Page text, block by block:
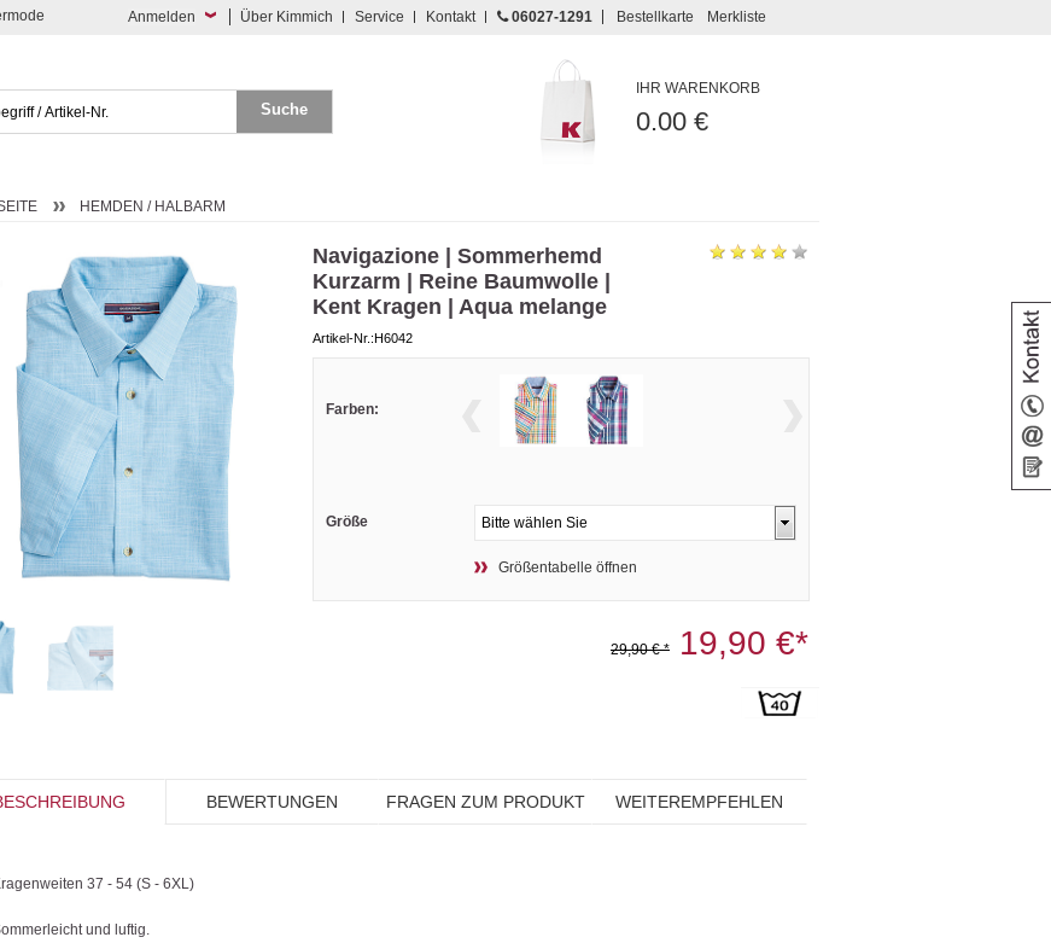
Anmelden Über Kimmich Service Kontakt 06027-1291 Bestellkarte Merkliste
IHR WARENKORB
0.00 €
HEMDEN / HALBARM
Navigazione | Sommerhemd
Kurzarm | Reine Baumwolle |
Kent Kragen | Aqua melange
Artikel-Nr.:H6042
Farben:
Größe
Größentabelle öffnen
29,90 € *19,90 €*
BEWERTUNGEN FRAGEN ZUM PRODUKT WEITEREMPFEHLEN
37 - 54 (S - 6XL)
und luftig.